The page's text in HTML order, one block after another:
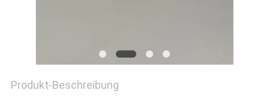
Produkt-Beschreibung